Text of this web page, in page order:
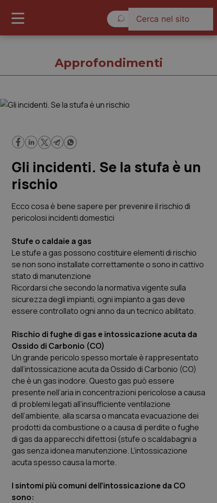
Cronache
Governo e Parlamento
Regioni e Asl
Lavoro e Professioni
Scienza e Farmaci
Studi e Analisi
Lettere al direttore
Edizioni Regionali
QS Pro
Professionisti Sanitari.AI
Abruzzo
Basilicata
Calabria
Campania
Emilia-Romagna
QS Pro Gold
Artrite & artrosi
Asma & BPCO
Car-T
Colesterolo & coronaropatie
QS Club Newsletter
Approfondimenti
Gli incidenti. Se la stufa è un
rischio
Ecco cosa è bene sapere per prevenire il rischio di
pericolosi incidenti domestici
Stufe o caldaie a gas
Le stufe a gas possono costituire elementi di rischio
se non sono installate correttamente o sono in cattivo
stato di manutenzione
Ricordarsi che secondo la normativa vigente sulla
sicurezza degli impianti, ogni impianto a gas deve
essere controllato ogni anno da un tecnico abilitato.
Rischio di fughe di gas e intossicazione acuta da
Ossido di Carbonio (CO)
Un grande pericolo spesso mortale è rappresentato
dall’intossicazione acuta da Ossido di Carbonio (CO)
che è un gas inodore. Questo gas può essere
presente nell’aria in concentrazioni pericolose a causa
di problemi legati all’insufficiente ventilazione
dell’ambiente, alla scarsa o mancata evacuazione dei
prodotti da combustione o a causa di perdite o fughe
di gas da apparecchi difettosi (stufe o scaldabagni a
gas senza idonea manutenzione. L’intossicazione
acuta spesso causa la morte.
I sintomi più comuni dell’intossicazione da CO
sono: